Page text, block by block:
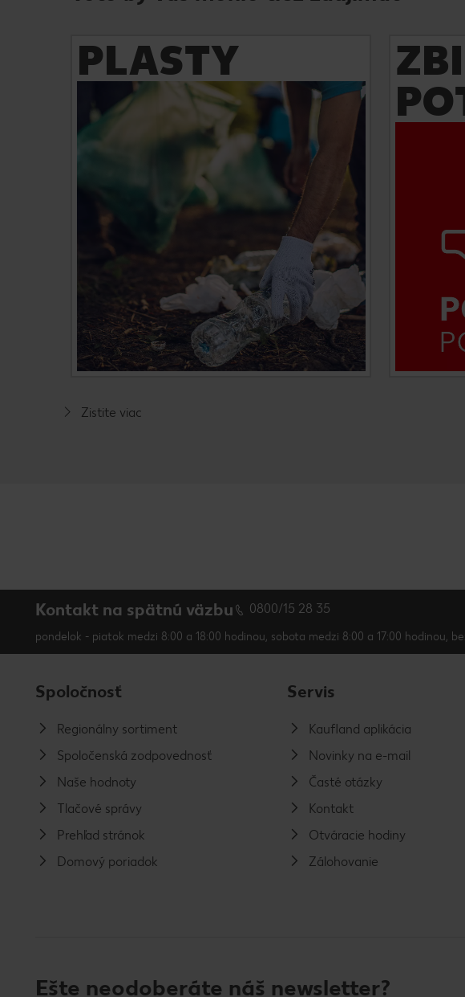
PLASTY
Naším cieľom je do roku 2025 znížiť spotrebu
plastov o 20% a všetky obaly produktov
vlastných značiek mať 100 % recyklovateľné.
Zistite viac
Zistite
Zistite viac
Kontakt na spätnú väzbu 0800/15 28 35
pondelok - piatok medzi 8:00 a 18:00 hodinou, sobota medzi 8:00 a 17:00 hodinou,
Spoločnosť
Regionálny sortiment
Spoločenská zodpovednosť
Naše hodnoty
Tlačové správy
Prehľad stránok
Domový poriadok
Servis
Kaufland aplikácia
Novinky na e-mail
Časté otázky
Kontakt
Otváracie hodiny
Zálohovanie
Ešte neodoberáte náš newsletter?